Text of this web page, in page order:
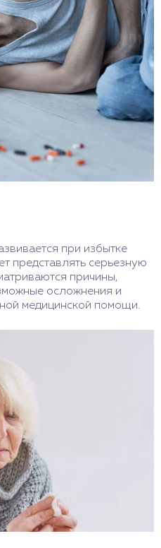
при избытке
представлять серьезную
причины,
осложнения и
медицинской помощи.